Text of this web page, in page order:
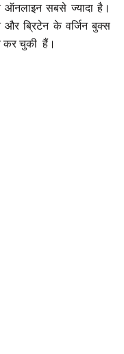
सबसे ज्यादा है।
ब्रिटेन के वर्जिन बुक्स
कर चुकी हैं।